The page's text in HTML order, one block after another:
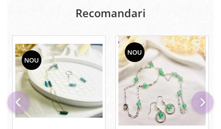
Recomandari
NOU
NOU